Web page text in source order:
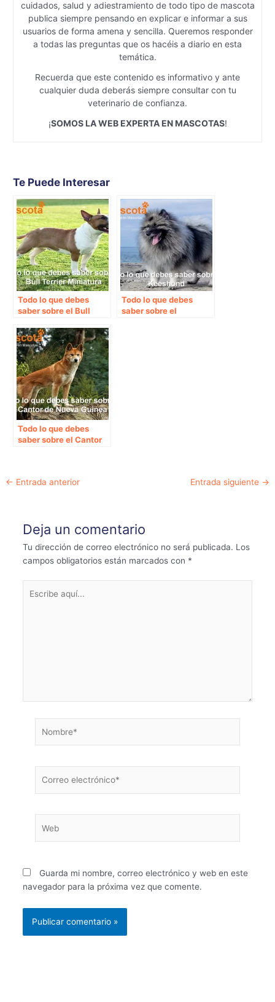
cuidados, salud y adiestramiento de todo tipo de mascota
publica siempre pensando en explicar e informar a sus
usuarios de forma amena y sencilla. Queremos responder
a todas las preguntas que os hacéis a diario en esta
temática.
Recuerda que este contenido es informativo y ante
cualquier duda deberás siempre consultar con tu
veterinario de confianza.
¡SOMOS LA WEB EXPERTA EN MASCOTAS!
Te Puede Interesar
Todo lo que debes
saber sobre el Bull
Todo lo que debes
saber sobre el
Todo lo que debes
saber sobre el Cantor
Navegación
← Entrada anterior Entrada siguiente →
Deja un comentario
Tu dirección de correo electrónico no será publicada. Los
campos obligatorios están marcados con *
aquí...
electrónico*
Guarda mi nombre, correo electrónico y web en este
navegador para la próxima vez que comente.